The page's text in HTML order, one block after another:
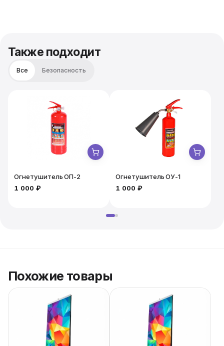
Также подходит
Все Безопасность
Огнетушитель ОП-2
1 000 ₽
Огнетушитель ОУ-1
1 000 ₽
Похожие товары